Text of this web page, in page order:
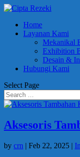
Home
Layanan Kami
Mekanikal
Exhibition
Desain &
Hubungi Kami
Select Page
Aksesoris
by crn | Feb 22, 2025 |